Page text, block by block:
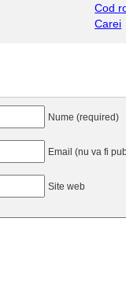
Cod
Carei
Nume (required)
Email (nu va fi
Site web